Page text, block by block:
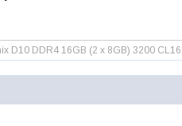
D10 DDR4 16GB (2 x 8GB) 3200